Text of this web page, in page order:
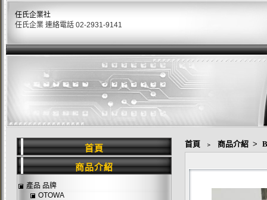
任氏企業社
任氏企業 連絡電話 02-2931-9141
首頁 ﹥ 商品介紹 >
首頁
商品介紹
產品 品牌
OTOWA